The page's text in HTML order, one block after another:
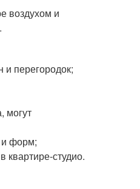
воздухом и
и перегородок;
могут
и форм;
студио.